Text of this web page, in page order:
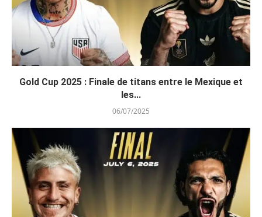
Gold Cup 2025 : Finale de titans entre le Mexique et
les...
06/07/2025